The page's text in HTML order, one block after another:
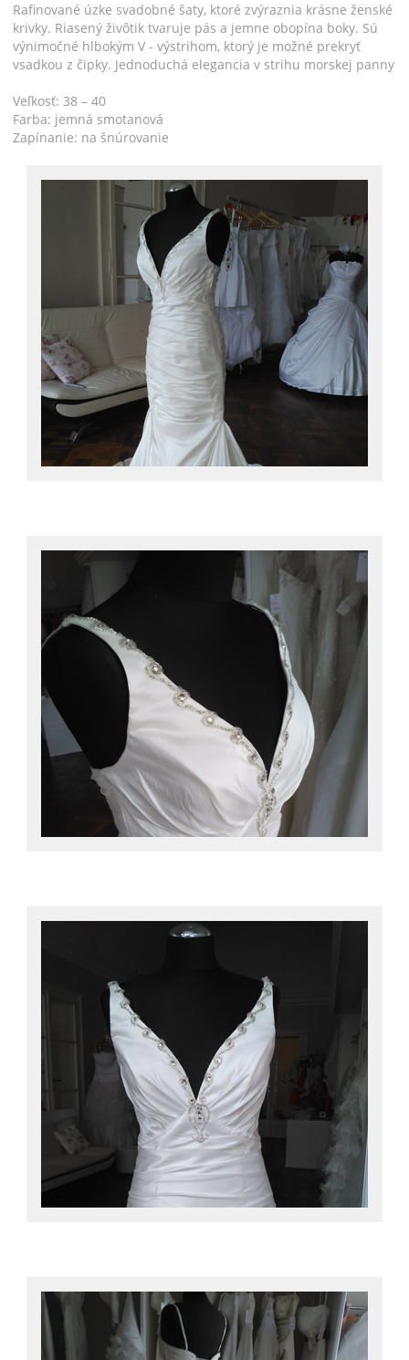
Rafinované úzke svadobné šaty, ktoré zvýraznia krásne ženské
krivky. Riasený živôtik tvaruje pás a jemne obopína boky. Sú
výnimočné hlbokým V - výstrihom, ktorý je možné prekryť
vsadkou z čipky. Jednoduchá elegancia v strihu morskej panny
Veľkosť: 38 – 40
Farba: jemná smotanová
Zapínanie: na šnúrovanie